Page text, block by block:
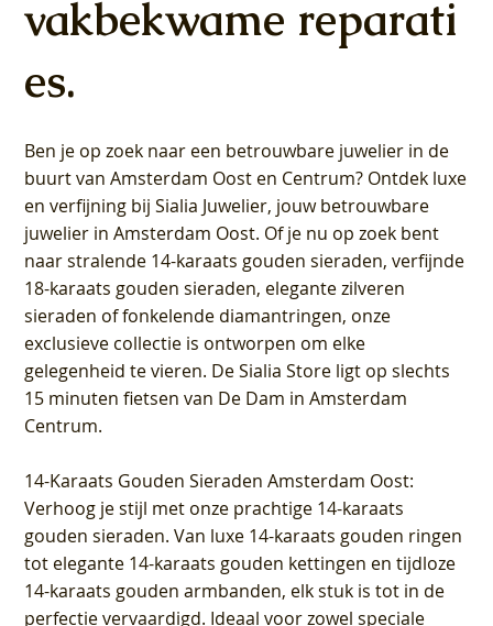
vakbekwame reparati
es.
Ben je op zoek naar een betrouwbare juwelier in de
buurt van Amsterdam Oost en Centrum? Ontdek luxe
en verfijning bij Sialia Juwelier, jouw betrouwbare
juwelier in Amsterdam Oost. Of je nu op zoek bent
naar stralende 14-karaats gouden sieraden, verfijnde
18-karaats gouden sieraden, elegante zilveren
sieraden of fonkelende diamantringen, onze
exclusieve collectie is ontworpen om elke
gelegenheid te vieren. De Sialia Store ligt op slechts
15 minuten fietsen van De Dam in Amsterdam
Centrum.
14-Karaats Gouden Sieraden Amsterdam Oost:
Verhoog je stijl met onze prachtige 14-karaats
gouden sieraden. Van luxe 14-karaats gouden ringen
tot elegante 14-karaats gouden kettingen en tijdloze
14-karaats gouden armbanden, elk stuk is tot in de
perfectie vervaardigd. Ideaal voor zowel speciale